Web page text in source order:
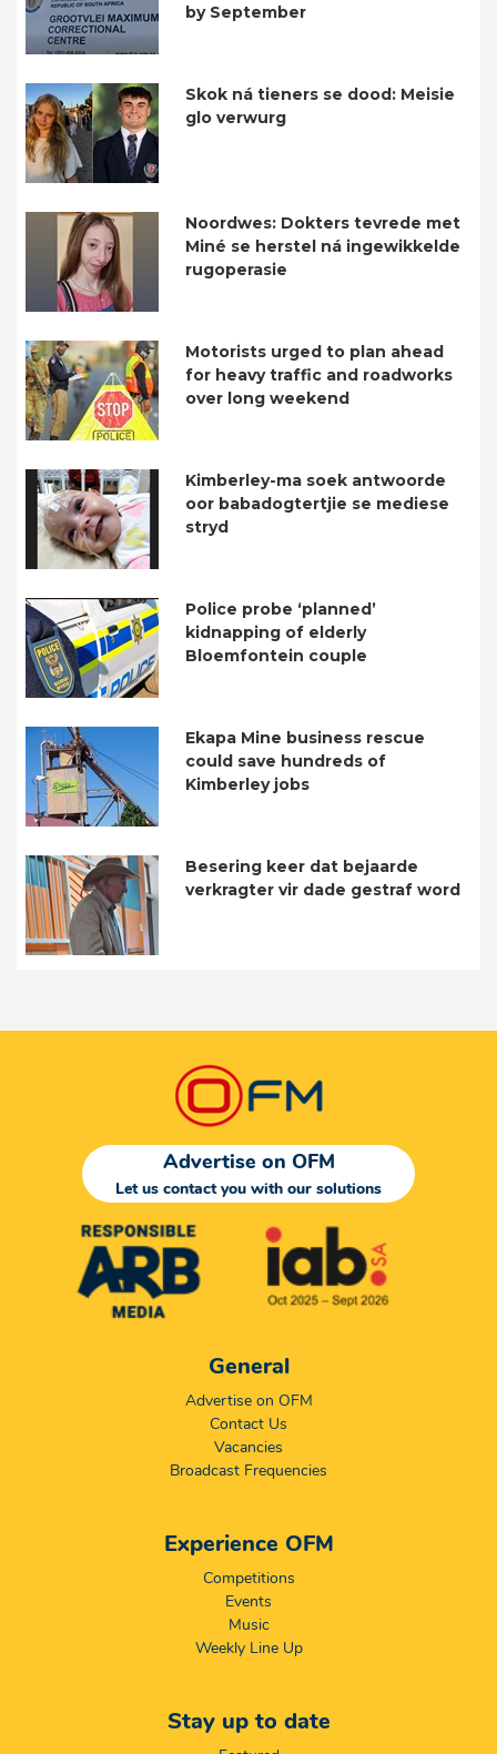
by September
Skok ná tieners se dood: Meisie
glo verwurg
Noordwes: Dokters tevrede met
Miné se herstel ná ingewikkelde
rugoperasie
Motorists urged to plan ahead
for heavy traffic and roadworks
over long weekend
Kimberley-ma soek antwoorde
oor babadogtertjie se mediese
stryd
Police probe ‘planned’
kidnapping of elderly
Bloemfontein couple
Ekapa Mine business rescue
could save hundreds of
Kimberley jobs
Besering keer dat bejaarde
verkragter vir dade gestraf word
Advertise on OFM
Let us contact you with our solutions
General
Advertise on OFM
Contact Us
Vacancies
Broadcast Frequencies
Experience OFM
Competitions
Events
Music
Weekly Line Up
Stay up to date